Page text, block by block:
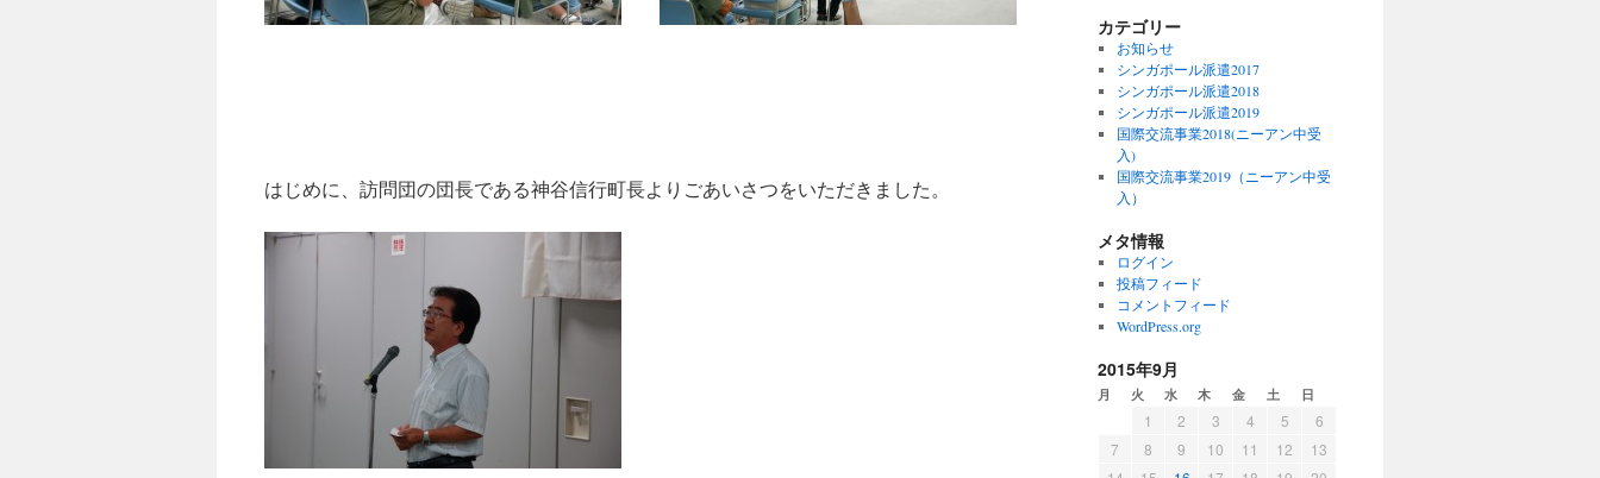
はじめに、訪問団の団長である神谷信行町長よりごあいさつをいただきました。
カテゴリー
お知らせ
シンガポール派遣2017
シンガポール派遣2018
シンガポール派遣2019
国際交流事業2018(ニーアン中受
入)
国際交流事業2019（ニーアン中受
入）
メタ情報
ログイン
投稿フィード
コメントフィード
WordPress.org
2015年9月
月 火 水 木 金 土 日
1 2 3 4 5
6
7
8 9 10 11 12
13